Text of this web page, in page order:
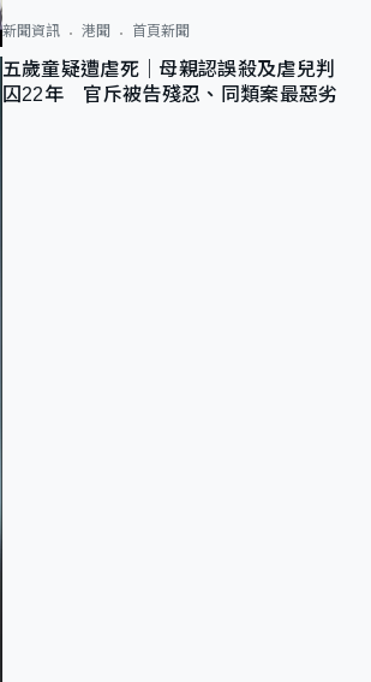
新聞資訊 港聞 首頁新聞
五歲童疑遭虐死｜母親認誤殺及虐兒判
囚22年 官斥被告殘忍、同類案最惡劣